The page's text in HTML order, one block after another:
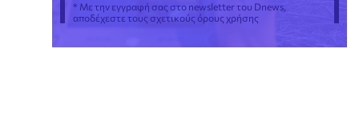
* Με την εγγραφή σας στο newsletter του Dnews,
αποδέχεστε τους σχετικούς όρους χρήσης